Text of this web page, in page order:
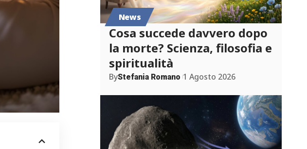
News
Cosa succede davvero dopo
la morte? Scienza, filosofia e
spiritualità
ByStefania Romano 1 Agosto 2026